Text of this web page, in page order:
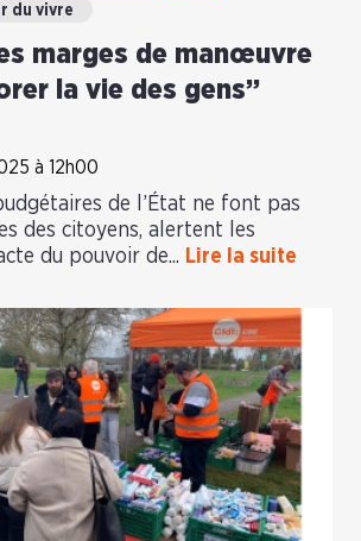
du vivre
marges de manœuvre
la vie des gens”
à 12h00
de l’État ne font pas
des citoyens, alertent les
du pouvoir de... Lire la suite